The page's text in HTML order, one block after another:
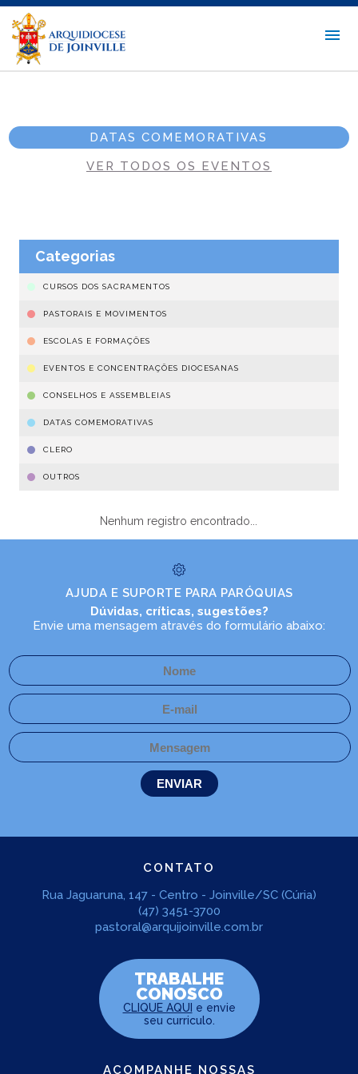
DATAS COMEMORATIVAS
VER TODOS OS EVENTOS
Categorias
CURSOS DOS SACRAMENTOS
PASTORAIS E MOVIMENTOS
ESCOLAS E FORMAÇÕES
EVENTOS E CONCENTRAÇÕES DIOCESANAS
CONSELHOS E ASSEMBLEIAS
DATAS COMEMORATIVAS
CLERO
OUTROS
Nenhum registro encontrado...
AJUDA E SUPORTE PARA PARÓQUIAS
Dúvidas, críticas, sugestões?
Envie uma mensagem através do formulário abaixo:
CONTATO
Rua Jaguaruna, 147 - Centro - Joinville/SC (Cúria)
(47) 3451-3700
pastoral@arquijoinville.com.br
TRABALHE
CONOSCO
CLIQUE AQUI e envie
seu curriculo.
ACOMPANHE NOSSAS